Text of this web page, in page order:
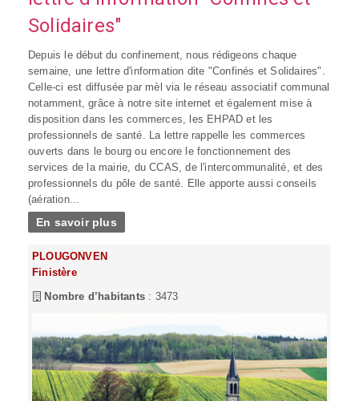
Solidaires"
Depuis le début du confinement, nous rédigeons chaque
semaine, une lettre d'information dite "Confinés et Solidaires".
Celle-ci est diffusée par mèl via le réseau associatif communal
notamment, grâce à notre site internet et également mise à
disposition dans les commerces, les EHPAD et les
professionnels de santé. La lettre rappelle les commerces
ouverts dans le bourg ou encore le fonctionnement des
services de la mairie, du CCAS, de l'intercommunalité, et des
professionnels du pôle de santé. Elle apporte aussi conseils
(aération...
En savoir plus
PLOUGONVEN
Finistère
Nombre d’habitants : 3473